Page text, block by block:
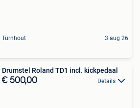
Turnhout 3 aug 26
Drumstel Roland TD1 incl. kickpedaal
€ 500,00 Details